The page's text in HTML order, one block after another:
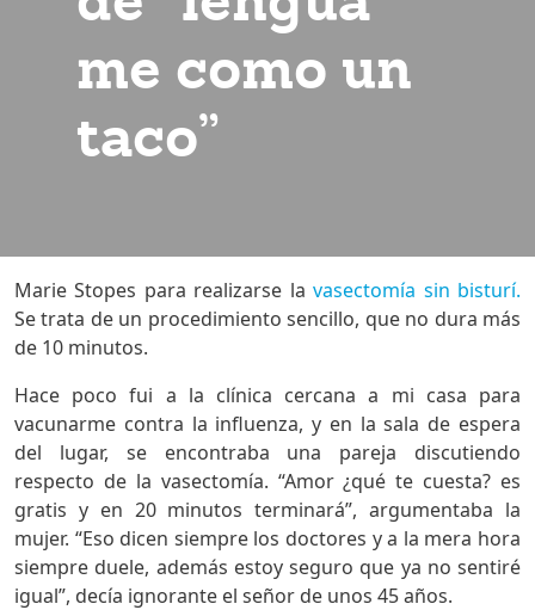
me como un
taco”
Marie Stopes para realizarse lavasectomía sin bisturí.
Se trata de un procedimiento sencillo, que no dura más
de 10 minutos.
Hace poco fui a la clínica cercana a mi casa para
vacunarme contra la influenza, y en la sala de espera
del lugar, se encontraba una pareja discutiendo
respecto de la vasectomía. “Amor ¿qué te cuesta? es
gratis y en 20 minutos terminará”, argumentaba la
mujer. “Eso dicen siempre los doctores y a la mera hora
siempre duele, además estoy seguro que ya no sentiré
igual”, decía ignorante el señor de unos 45 años.